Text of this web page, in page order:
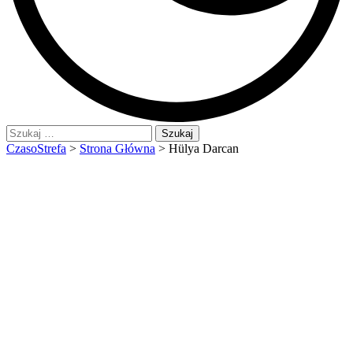
Szukaj:
CzasoStrefa > Strona Główna > Hülya Darcan